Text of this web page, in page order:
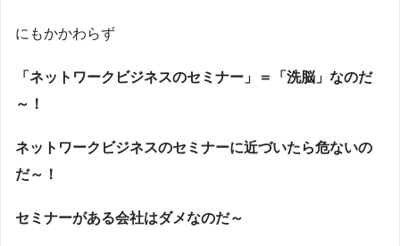
にもかかわらず
「ネットワークビジネスのセミナー」＝「洗脳」なのだ
～！
ネットワークビジネスのセミナーに近づいたら危ないの
だ～！
セミナーがある会社はダメなのだ～